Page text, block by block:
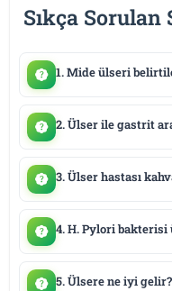
Sıkça Sorulan
1. Mide ülseri
2. Ülser ile gastrit
3. Ülser hastası
4. H. Pylori bakterisi
5. Ülsere ne iyi gelir?